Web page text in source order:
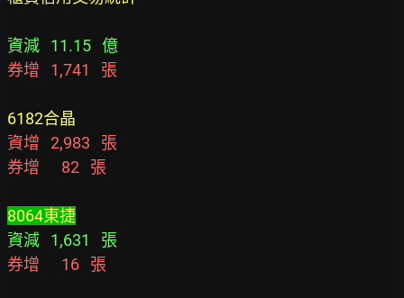
資減   11.15   億
券增   1,741   張
6182合晶
資增   2,983   張
券增      82   張
8064東捷
資減   1,631   張
券增      16   張